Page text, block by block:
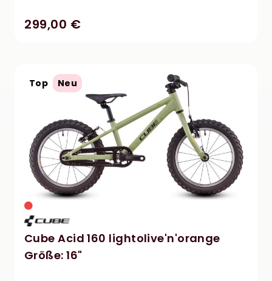
299,00 €
Top Neu
Cube Acid 160 lightolive'n'orange
Größe: 16"